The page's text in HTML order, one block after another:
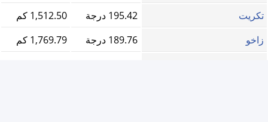
تكريت
195.42 درجة
1,512.50 كم
زاخو
189.76 درجة
1,769.79 كم